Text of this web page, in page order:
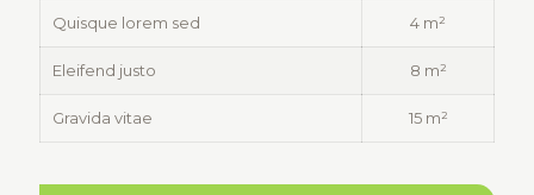
Quisque lorem sed 4 m²
Eleifend justo 8 m²
Gravida vitae 15 m²